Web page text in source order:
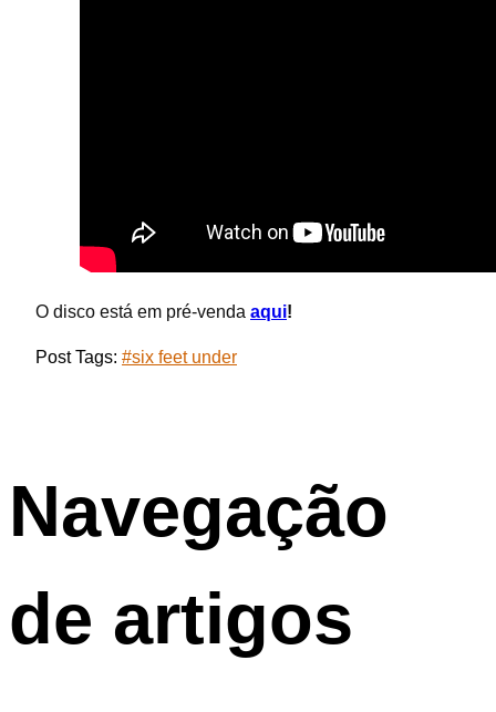
O disco está em pré-venda aqui!
Post Tags: #six feet under
Navegação
de artigos